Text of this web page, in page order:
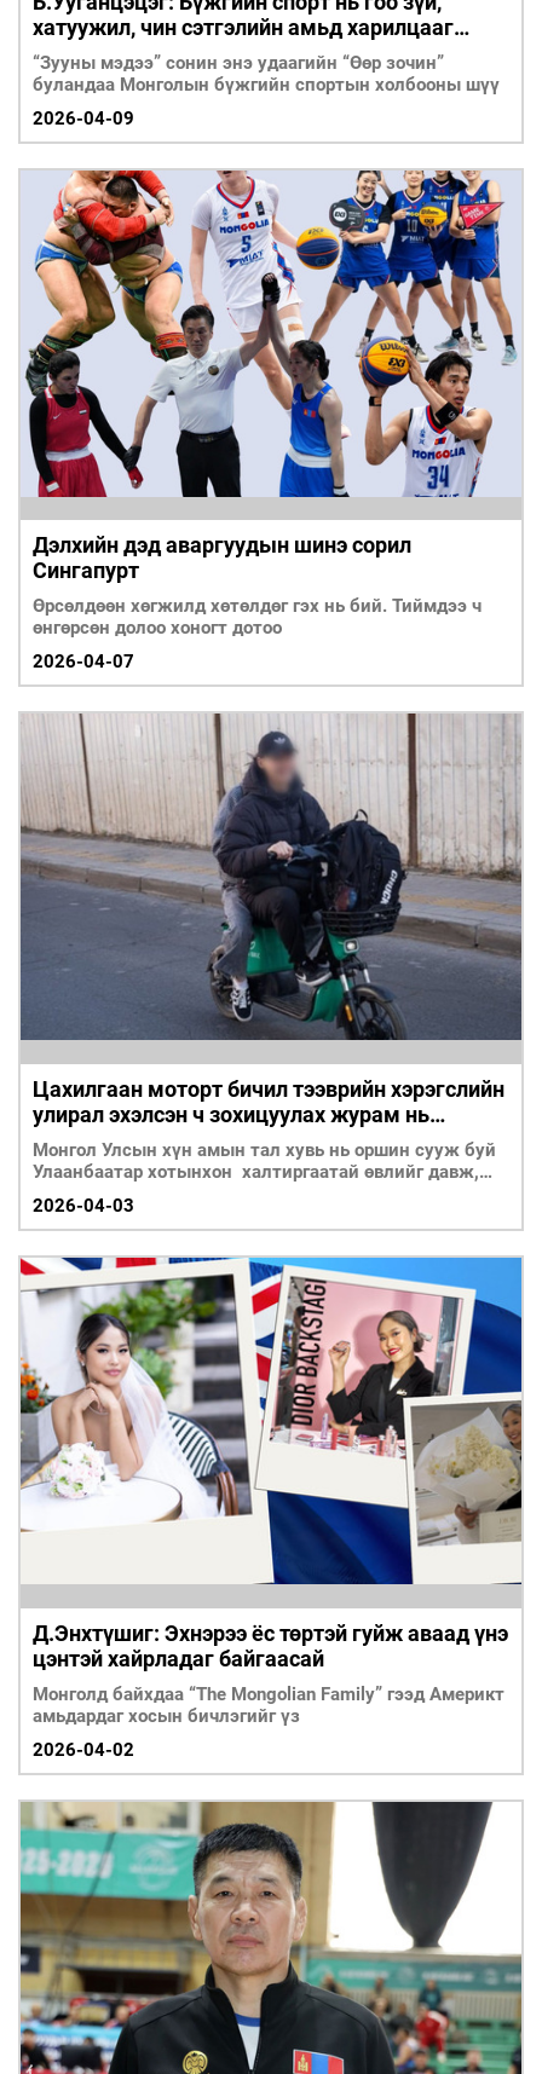
хатуужил, чин сэтгэлийн амьд харилцааг
бүтээдэг
“Зууны мэдээ” сонин энэ удаагийн “Өөр зочин”
буландаа Монголын бүжгийн спортын холбооны шүү
2026-04-09
Дэлхийн дэд аваргуудын шинэ сорил
Сингапурт
Өрсөлдөөн хөгжилд хөтөлдөг гэх нь бий. Тиймдээ ч
өнгөрсөн долоо хоногт дотоо
2026-04-07
Цахилгаан моторт бичил тээврийн хэрэгслийн
улирал эхэлсэн ч зохицуулах журам нь
батлагдаагүй байна
Монгол Улсын хүн амын тал хувь нь оршин сууж буй
Улаанбаатар хотынхон халтиргаатай өвлийг давж,
урин цагтай учран золголоо. Гэвч цахи
2026-04-03
Д.Энхтүшиг: Эхнэрээ ёс төртэй гуйж аваад үнэ
цэнтэй хайрладаг байгаасай
Монголд байхдаа “Тhe Mongolian Familу” гээд Америкт
амьдардаг хосын бичлэгийг үз
2026-04-02